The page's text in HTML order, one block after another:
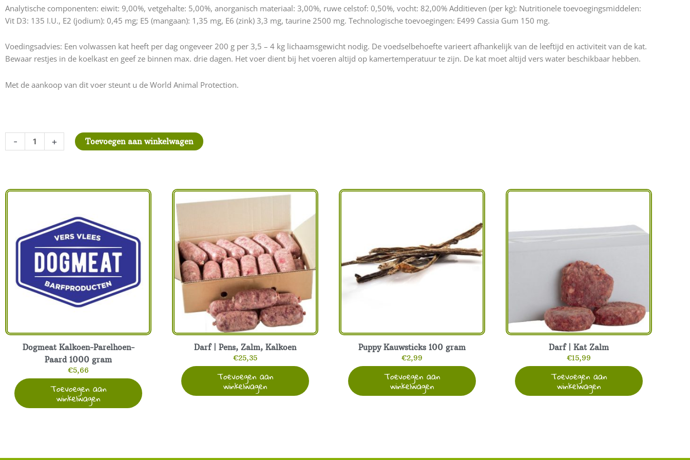
Analytische componenten: eiwit: 9,00%, vetgehalte: 5,00%, anorganisch materiaal: 3,00%, ruwe celstof: 0,50%, vocht: 82,00% Additieven (per kg): Nutritionele toevoegingsmiddelen:
Vit D3: 135 I.U., E2 (jodium): 0,45 mg; E5 (mangaan): 1,35 mg, E6 (zink) 3,3 mg, taurine 2500 mg. Technologische toevoegingen: E499 Cassia Gum 150 mg.
Voedingsadvies: Een volwassen kat heeft per dag ongeveer 200 g per 3,5 – 4 kg lichaamsgewicht nodig. De voedselbehoefte varieert afhankelijk van de leeftijd en activiteit van de kat.
Bewaar restjes in de koelkast en geef ze binnen max. drie dagen. Het voer dient bij het voeren altijd op kamertemperatuur te zijn. De kat moet altijd vers water beschikbaar hebben.
Met de aankoop van dit voer steunt u de World Animal Protection.
-
of
Haven's
Tonijn
gram
+ Toevoegen aan winkelwagen
Dogmeat Kalkoen-Parelhoen-
Paard 1000 gram
€5,66
Toevoegen aan
winkelwagen
Darf | Pens, Zalm, Kalkoen
€25,35
Toevoegen aan
winkelwagen
Puppy Kauwsticks 100 gram
€2,99
Toevoegen aan
winkelwagen
Darf | Kat Zalm
€15,99
Toevoegen aan
winkelwagen